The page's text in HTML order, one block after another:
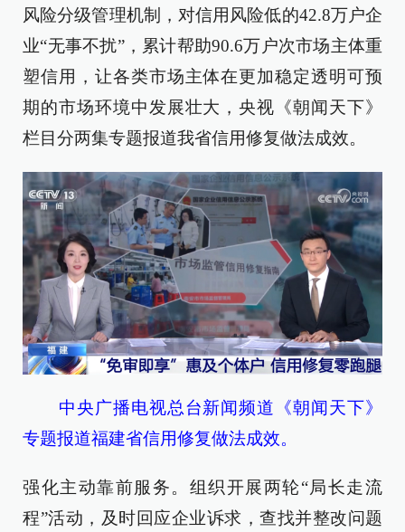
风险分级管理机制，对信用风险低的42.8万户企
业“无事不扰”，累计帮助90.6万户次市场主体重
塑信用，让各类市场主体在更加稳定透明可预
期的市场环境中发展壮大，央视《朝闻天下》
栏目分两集专题报道我省信用修复做法成效。
中央广播电视总台新闻频道《朝闻天下》
专题报道福建省信用修复做法成效。
强化主动靠前服务。组织开展两轮“局长走流
程”活动，及时回应企业诉求，查找并整改问题